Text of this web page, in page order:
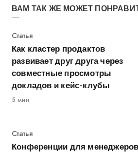
ВАМ ТАК ЖЕ МОЖЕТ
Категория
Статья
Как кластер продактов
развивает друг друга через
совместные просмотры
докладов и кейс-клубы
5 мин
Категория
Статья
Конференции для менеджеров